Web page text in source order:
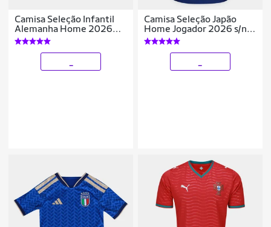
Camisa Seleção Infantil
Alemanha Home 2026
s/n Torcedor Adidas
Camisa Seleção Japão
Home Jogador 2026 s/n
Adidas Masculina